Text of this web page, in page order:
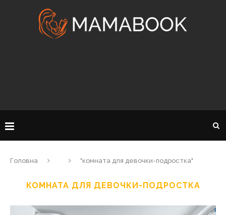
Головна "комната для девочки-подростка"
КОМНАТА ДЛЯ ДЕВОЧКИ-ПОДРОСТКА